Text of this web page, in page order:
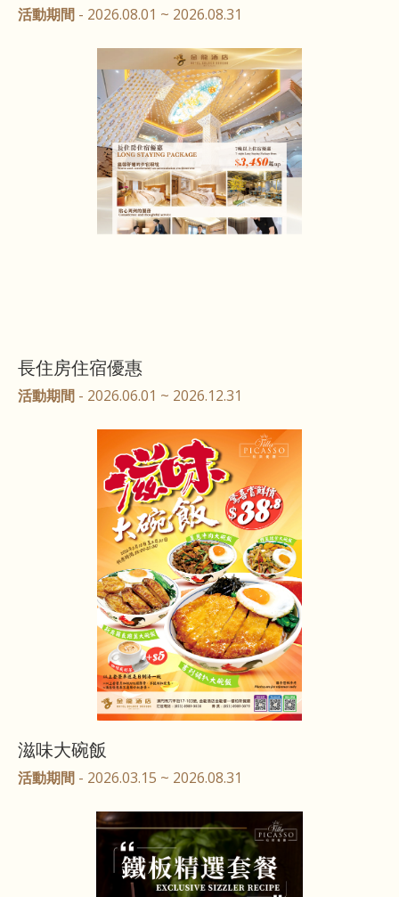
活動期間 - 2026.08.01 ~ 2026.08.31
長住房住宿優惠
活動期間 - 2026.06.01 ~ 2026.12.31
滋味大碗飯
活動期間 - 2026.03.15 ~ 2026.08.31